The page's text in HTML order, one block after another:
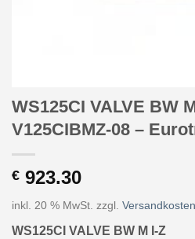
WS125CI VALVE BW
V125CIBMZ-08 –
€ 923.30
inkl. 20 % MwSt. zzgl. Versandkosten
WS125CI VALVE BW M I-Z